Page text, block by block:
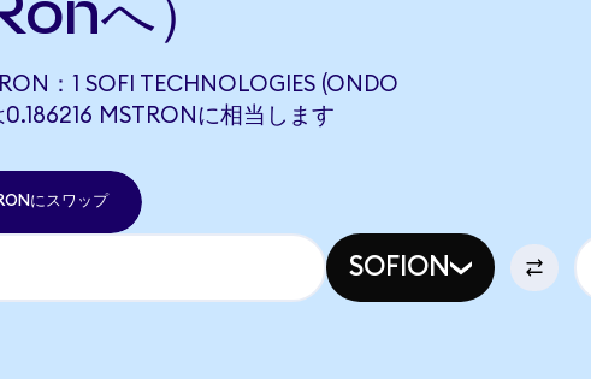
：1 SOFI TECHNOLOGIES (ONDO
0.186216 MSTRONに相当します
にスワップ
SOFION